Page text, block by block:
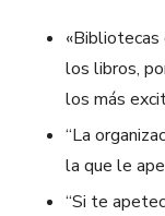
«Bibliotecas
los libros,
los más
“La
la que le
“Si te